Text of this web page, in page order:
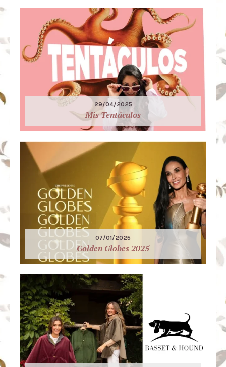
29/04/2025
Mis Tentáculos
07/01/2025
Golden Globes 2025